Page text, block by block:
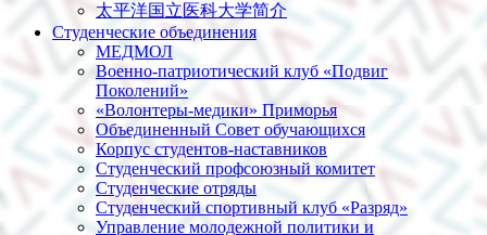
太平洋国立医科大学简介
Студенческие объединения
МЕДМОЛ
Военно-патриотический клуб «Подвиг
Поколений»
«Волонтеры-медики» Приморья
Объединенный Совет обучающихся
Корпус студентов-наставников
Студенческий профсоюзный комитет
Студенческие отряды
Студенческий спортивный клуб «Разряд»
Управление молодежной политики и